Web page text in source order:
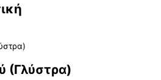
(Γλύστρα)